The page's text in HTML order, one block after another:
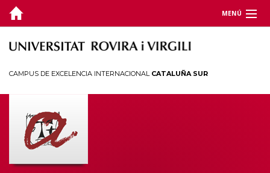
MENÚ
DEPARTAMENTO
INVESTIGACIÓN
JORNADAS Y CONGRESOS
TERRITORIO
CAMPUS DE EXCELENCIA INTERNACIONAL CATALUÑA SUR